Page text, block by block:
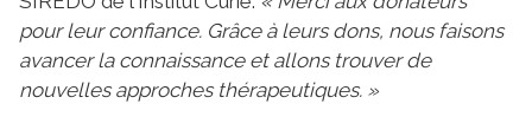
pour leur confiance. Grâce à leurs dons, nous faisons
avancer la connaissance et allons trouver de
nouvelles approches thérapeutiques. »